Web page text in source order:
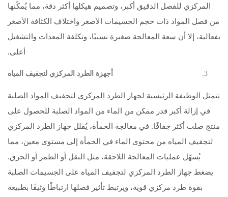
المركزي للفصل الدقيق أكبر، وتصميم هيكلها أكثر دقة، مما يُمكّنها
من فصل المواد ذات حجم الجسيمات الأصغر واختلاف الكثافة الأصغر
بفعالية، إلا أن سعة المعالجة صغيرة نسبيًا، وتكلفة المعدات والتشغيل
أعلى.
أجهزة الطرد المركزي لتجفيف المياه
تتمثل الوظيفة الرئيسية لجهاز الطرد المركزي لتجفيف المواد الصلبة
في إزالة أكبر قدر ممكن من الماء من المواد الصلبة للحصول على
منتج صلب أكثر جفافًا. في معالجة الحمأة، يُقلل جهاز الطرد المركزي
لتجفيف المياه من محتوى الماء في الحمأة إلى مستوى معين، مما
يُسهّل عمليات المعالجة اللاحقة، مثل النقل أو الطمر أو الحرق.
يضغط جهاز الطرد المركزي لتجفيف المياه على الجسيمات الصلبة
بقوة طرد مركزي قوية، ويرتبط تأثير فصلها ارتباطًا وثيقًا بطبيعة